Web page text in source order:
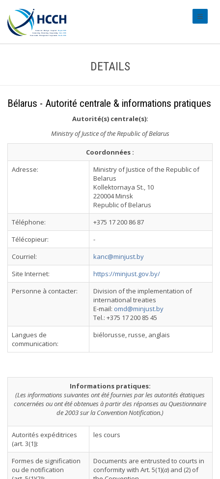
DETAILS
Bélarus - Autorité centrale & informations pratiques
Autorité(s) centrale(s):
Ministry of Justice of the Republic of Belarus
Coordonnées :
Adresse:
Ministry of Justice of the Republic of
Belarus
Kollektornaya St., 10
220004 Minsk
Republic of Belarus
Téléphone:
+375 17 200 86 87
Télécopieur:
-
Courriel:
kanc@minjust.by
Site Internet:
https://minjust.gov.by/
Personne à contacter:
Division of the implementation of
international treaties
E-mail: omd@minjust.by
Tel.: +375 17 200 85 45
Langues de
communication:
biélorusse, russe, anglais
Informations pratiques:
(Les informations suivantes ont été fournies par les autorités étatiques
concernées ou ont été obtenues à partir des réponses au Questionnaire
de 2003 sur la Convention Notification.)
Autorités expéditrices
(art. 3(1)):
les cours
Formes de signification
ou de notification
Documents are entrusted to courts in
conformity with Art. 5(1)(a) and (2) of